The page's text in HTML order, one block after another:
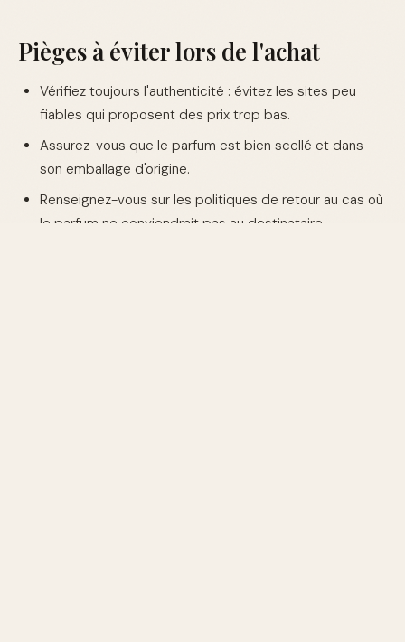
Pièges à éviter lors de l'achat
Vérifiez toujours l'authenticité : évitez les sites peu
fiables qui proposent des prix trop bas.
Assurez-vous que le parfum est bien scellé et dans
son emballage d'origine.
Renseignez-vous sur les politiques de retour au cas où
le parfum ne conviendrait pas au destinataire.